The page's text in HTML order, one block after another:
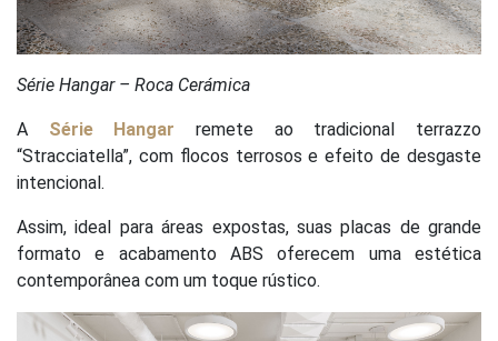
Série Hangar – Roca Cerámica
A Série Hangar remete ao tradicional terrazzo
“Stracciatella”, com flocos terrosos e efeito de desgaste
intencional.
Assim, ideal para áreas expostas, suas placas de grande
formato e acabamento ABS oferecem uma estética
contemporânea com um toque rústico.